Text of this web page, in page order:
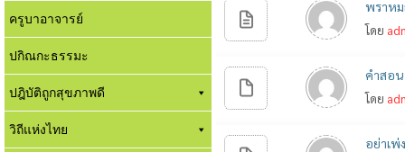
ครูบาอาจารย์
ปกิณกะธรรมะ
ปฎิบัติถูกสุขภาพดี
วิถีแห่งไทย
พราหม
โดย
คำสอน
โดย
อย่าเพ่